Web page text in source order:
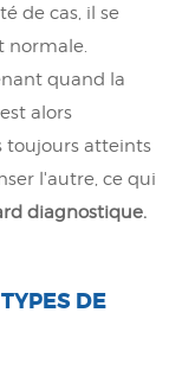
de cas, il se
normale.
quand la
alors
toujours atteints
l'autre, ce qui
diagnostique.
DE